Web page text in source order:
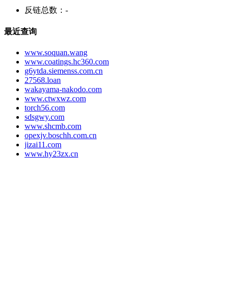
反链总数： -
最近查询
www.soquan.wang
www.coatings.hc360.com
g6ytda.siemenss.com.cn
27568.loan
wakayama-nakodo.com
www.ctwxwz.com
torch56.com
sdsgwy.com
www.shcmb.com
opexjv.boschh.com.cn
jizai11.com
www.hy23zx.cn